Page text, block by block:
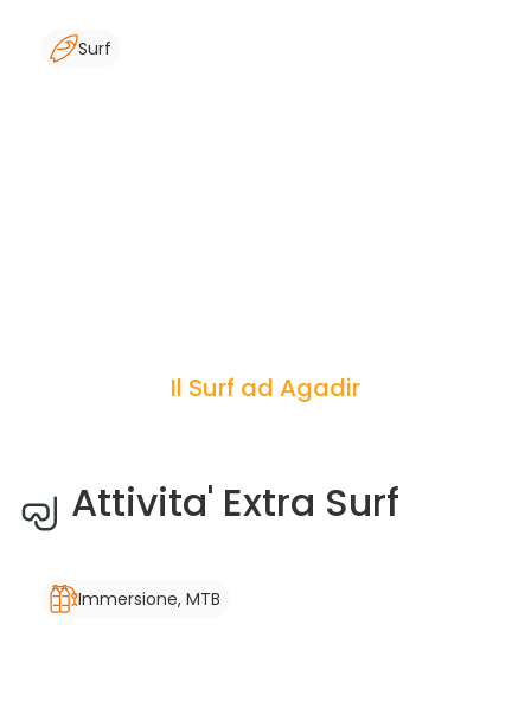
Surf
Il Surf ad Agadir
Attivita' Extra Surf
Immersione, MTB